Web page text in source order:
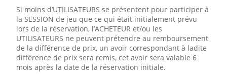
Si moins d’UTILISATEURS se présentent pour participer à
la SESSION de jeu que ce qui était initialement prévu
lors de la réservation, l’ACHETEUR et/ou les
UTILISATEURS ne peuvent prétendre au remboursement
de la différence de prix, un avoir correspondant à ladite
différence de prix sera remis, cet avoir sera valable 6
mois après la date de la réservation initiale.